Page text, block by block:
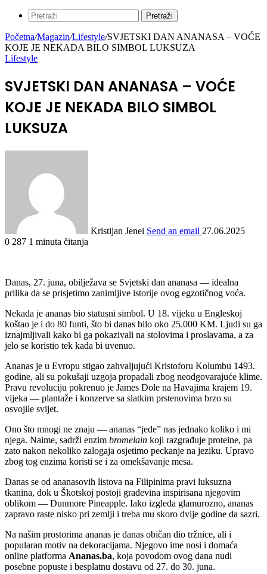
Pretraži
Početna/Magazin/Lifestyle/SVJETSKI DAN ANANASA – VOĆE
KOJE JE NEKADA BILO SIMBOL LUKSUZA
Lifestyle
SVJETSKI DAN ANANASA – VOĆE
KOJE JE NEKADA BILO SIMBOL
LUKSUZA
Kristijan Jenei Send an email 27.06.2025
0 287 1 minuta čitanja
Danas, 27. juna, obilježava se Svjetski dan ananasa — idealna
prilika da se prisjetimo zanimljive istorije ovog egzotičnog voća.
Nekada je ananas bio statusni simbol. U 18. vijeku u Engleskoj
koštao je i do 80 funti, što bi danas bilo oko 25.000 KM. Ljudi su ga
iznajmljivali kako bi ga pokazivali na stolovima i proslavama, a za
jelo se koristio tek kada bi uvenuo.
Ananas je u Evropu stigao zahvaljujući Kristoforu Kolumbu 1493.
godine, ali su pokušaji uzgoja propadali zbog neodgovarajuće klime.
Pravu revoluciju pokrenuo je James Dole na Havajima krajem 19.
vijeka — plantaže i konzerve sa slatkim prstenovima brzo su
osvojile svijet.
Ono što mnogi ne znaju — ananas “jede” nas jednako koliko i mi
njega. Naime, sadrži enzim bromelain koji razgrađuje proteine, pa
zato nakon nekoliko zalogaja osjetimo peckanje na jeziku. Upravo
zbog tog enzima koristi se i za omekšavanje mesa.
Danas se od ananasovih listova na Filipinima pravi luksuzna
tkanina, dok u Škotskoj postoji građevina inspirisana njegovim
oblikom — Dunmore Pineapple. Iako izgleda glamurozno, ananas
zapravo raste nisko pri zemlji i treba mu skoro dvije godine da sazri.
Na našim prostorima ananas je danas običan dio tržnice, ali i
popularan motiv na dekoracijama. Njegovo ime nosi i domaća
online platforma Ananas.ba, koja povodom ovog dana nudi
posebne popuste i besplatnu dostavu od 27. do 30. juna.